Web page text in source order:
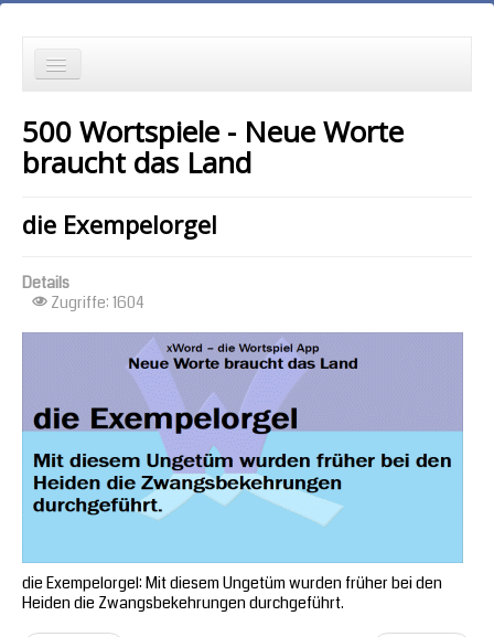
Wortspielgeschichten
die Ältesten zuerst
die meisten Zugriffe zuerst
zufällige Reihenfolge
500 Wortspiele - Neue Worte
braucht das Land
die Exempelorgel
Details
Zugriffe: 1604
die Exempelorgel: Mit diesem Ungetüm wurden früher bei den
Heiden die Zwangsbekehrungen durchgeführt.